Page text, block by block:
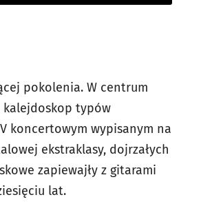
pokolenia. W centrum
kalejdoskop typów
koncertowym wypisanym na
ekstraklasy, dojrzałych
zapiewajły z gitarami
lat.